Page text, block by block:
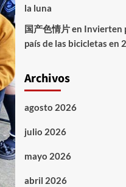
la luna
国产色情片en Invierten
país de las bicicletas en
Archivos
agosto 2026
julio 2026
mayo 2026
abril 2026